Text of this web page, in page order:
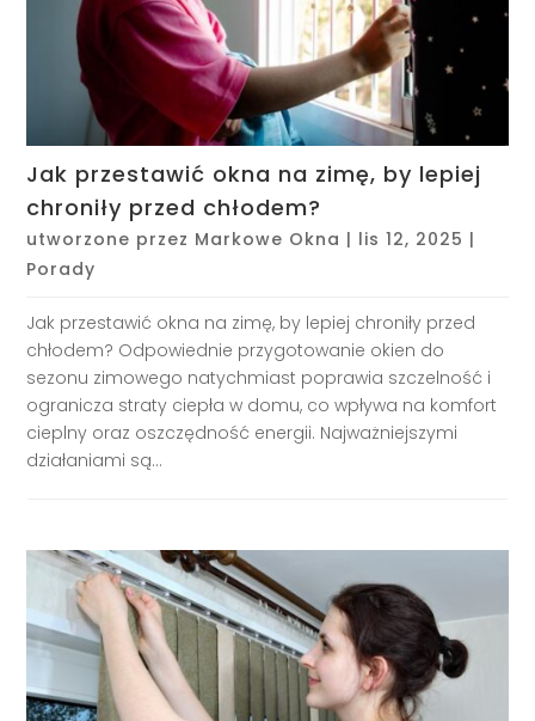
Jak przestawić okna na zimę, by lepiej
chroniły przed chłodem?
utworzone przez Markowe Okna | lis 12, 2025 |
Porady
Jak przestawić okna na zimę, by lepiej chroniły przed
chłodem? Odpowiednie przygotowanie okien do
sezonu zimowego natychmiast poprawia szczelność i
ogranicza straty ciepła w domu, co wpływa na komfort
cieplny oraz oszczędność energii. Najważniejszymi
działaniami są...